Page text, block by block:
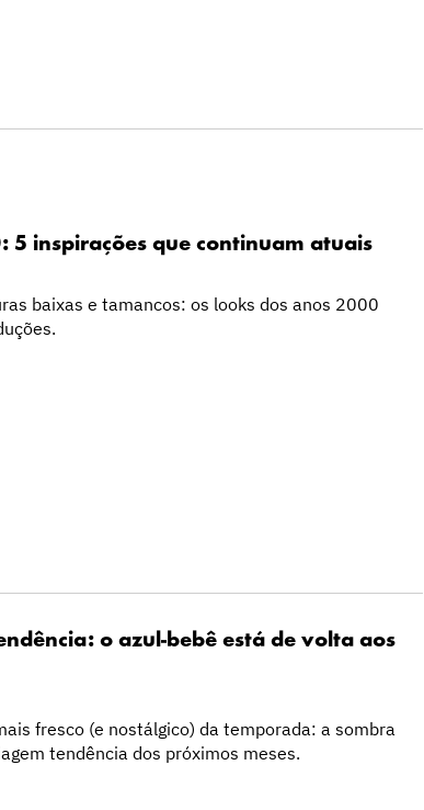
5 inspirações que continuam atuais
baixas e tamancos: os looks dos anos 2000
o azul-bebê está de volta aos
fresco (e nostálgico) da temporada: a sombra
tendência dos próximos meses.